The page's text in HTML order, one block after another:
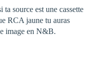
source est une cassette
RCA jaune tu auras
image en N&B.